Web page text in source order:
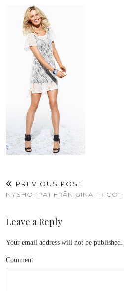
PREVIOUS POST
NYSHOPPAT FRÅN GINA TRICOT
Leave a Reply
Your email address will not be published.
Comment